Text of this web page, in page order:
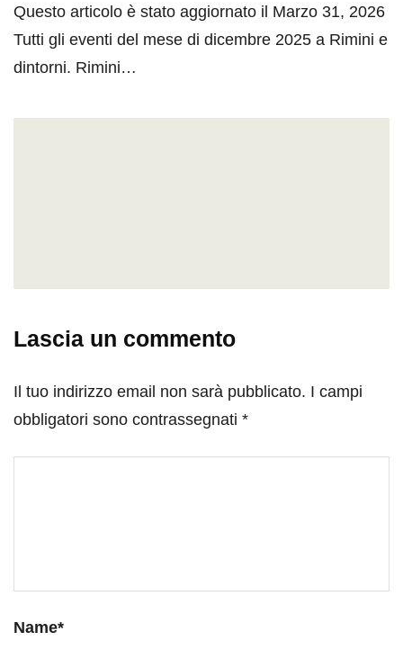
Questo articolo è stato aggiornato il Marzo 31, 2026
Tutti gli eventi del mese di dicembre 2025 a Rimini e
dintorni. Rimini…
Lascia un commento
Il tuo indirizzo email non sarà pubblicato. I campi
obbligatori sono contrassegnati *
Name*